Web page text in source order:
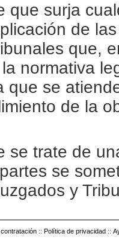
que surja
de
que,
normativa
que se
de la
se trate de
se
y
:: Política de privacidad ::